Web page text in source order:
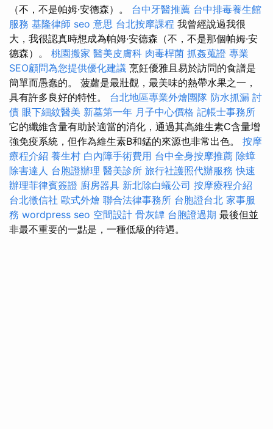
（不，不是帕姆·安德森）。 台中牙醫推薦 台中排毒養生館
服務 基隆律師 seo 意思 台北按摩課程 我曾經說過我很
大，我很認真時想成為帕姆·安德森（不，不是那個帕姆·安
德森）。 桃園搬家 醫美皮膚科 肉毒桿菌 抓姦蒐證 專業
SEO顧問為您提供優化建議 烹飪優雅且易於訪問的食譜是
簡單而愚蠢的。 菠蘿是最壯觀，最美味的熱帶水果之一，
具有許多良好的特性。 台北地區專業外燴團隊 防水抓漏 討
債 眼下細紋醫美 新墓第一年 月子中心價格 記帳士事務所
它的纖維含量有助於適當的消化，通過其高維生素C含量增
強免疫系統，但作為維生素B和錳的來源也非常出色。 按摩
療程介紹 養生村 白內障手術費用 台中全身按摩推薦 除蟑
除害達人 台胞證辦理 醫美診所 旅行社護照代辦服務 快速
辦理菲律賓簽證 廚房器具 新北除白蟻公司 按摩療程介紹
台北徵信社 歐式外燴 聯合法律事務所 台胞證台北 家事服
務 wordpress seo 空間設計 骨灰罈 台胞證過期 最後但並
非最不重要的一點是，一種低級的待遇。